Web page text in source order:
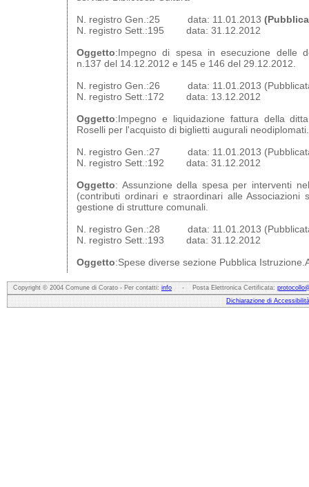
N. registro Gen.:25 data: 11.01.2013
N. registro Sett.:195 data: 31.12.2012
Oggetto:Impegno di spesa in esecuzione delle
n.137 del 14.12.2012 e 145 e 146 del 29.12.2012.
N. registro Gen.:26 data: 11.01.2013
N. registro Sett.:172 data: 13.12.2012
Oggetto:Impegno e liquidazione fattura della
Roselli per l'acquisto di biglietti augurali neodiplomati.
N. registro Gen.:27 data: 11.01.2013
N. registro Sett.:192 data: 31.12.2012
Oggetto: Assunzione della spesa per interventi
(contributi ordinari e straordinari alle Associazioni
gestione di strutture comunali.
N. registro Gen.:28 data: 11.01.2013
N. registro Sett.:193 data: 31.12.2012
Oggetto:Spese diverse sezione Pubblica
Copyright © 2004 Comune di Corato - Per contatti:info- Posta Elettronica Certificata:
Dichiarazione di Accessibilità